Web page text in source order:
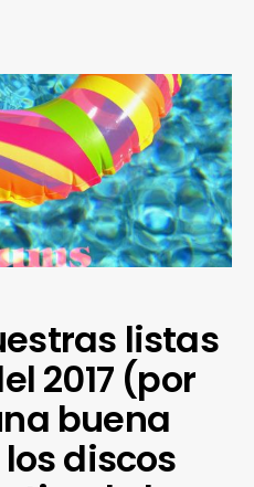
listas
2017 (por
buena
discos